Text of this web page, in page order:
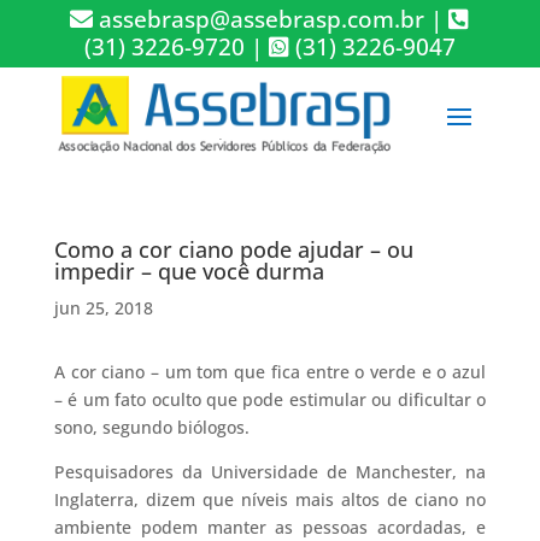
assebrasp@assebrasp.com.br |
(31) 3226-9720 | (31) 3226-9047
Como a cor ciano pode ajudar – ou
impedir – que você durma
jun 25, 2018
A cor ciano – um tom que fica entre o verde e o azul
– é um fato oculto que pode estimular ou dificultar o
sono, segundo biólogos.
Pesquisadores da Universidade de Manchester, na
Inglaterra, dizem que níveis mais altos de ciano no
ambiente podem manter as pessoas acordadas, e